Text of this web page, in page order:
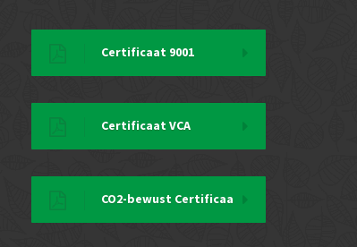
Certificaat 9001
Certificaat VCA
CO2-bewust Certificaa